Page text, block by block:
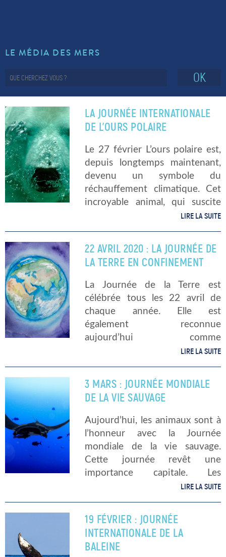
LE MÉDIA DES MERS
OK
LA JOURNÉE INTERNATIONALE
DE L’OURS POLAIRE
Le 27 février L’ours polaire est,
depuis longtemps maintenant,
devenu un symbole du
réchauffement climatique. Cet
incroyable animal, qui suscite
autant la compassion que
une journée mondiale en son
honneur. Chaque 27 février est
ainsi devenu […]
LIRE LA SUITE
22 AVRIL 2020 : LA JOURNÉE DE
LA TERRE EN CONFINEMENT
La Journée de la Terre est
célébrée tous les 22 avril de
chaque année. Elle est
également reconnue
aujourd’hui comme
l’événement le plus important
le monde. Découvrez la 50ème
édition aujourd’hui ! Le 22 avril
: […]
LIRE LA SUITE
3 MARS : JOURNÉE MONDIALE
DE LA VIE SAUVAGE
Aujourd’hui, les animaux sont à
l’honneur avec la Journée
mondiale de la vie sauvage.
Cette journée revêt une
importance capitale. Les
perturbations écologiques
atteignent des proportions
dramatiques. Mais depuis
quand existe-t-elle, et quels
sont les animaux […]
LIRE LA SUITE
19 FÉVRIER : JOURNÉE
INTERNATIONALE DE LA
BALEINE